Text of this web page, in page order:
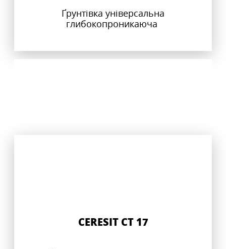
Ґрунтівка універсальна
глибокопроникаюча
CERESIT CT 17